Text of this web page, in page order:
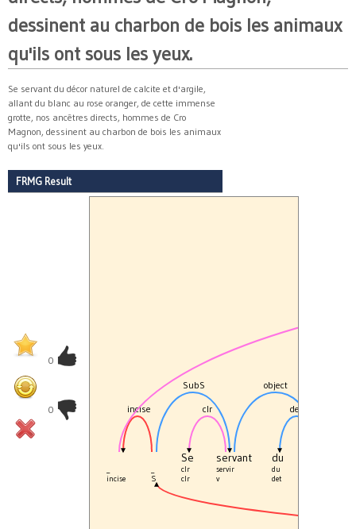
dessinent au charbon de bois les animaux
qu'ils ont sous les yeux.
Se servant du décor naturel de calcite et d'argile,
allant du blanc au rose oranger, de cette immense
grotte, nos ancêtres directs, hommes de Cro
Magnon, dessinent au charbon de bois les animaux
qu'ils ont sous les yeux.
FRMG Result
0
0
incise
S
Se
clr
clr
servant
servir
v
du
du
det
det
object
clr
incise
SubS